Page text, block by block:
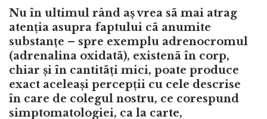
Nu în ultimul rând aș vrea sã mai atrag
atenția asupra faptului cã anumite
substanțe – spre exemplu adrenocromul
(adrenalina oxidatã), existenã în corp,
chiar și în cantitãți mici, poate produce
exact aceleași percepții cu cele descrise
în care de colegul nostru, ce corespund
simptomatologiei, ca la carte,